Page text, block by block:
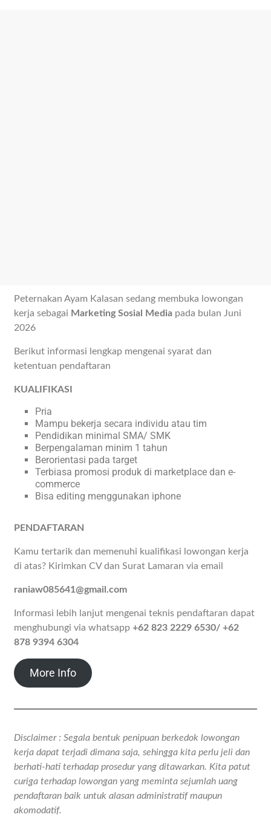
Peternakan Ayam Kalasan sedang membuka lowongan
kerja sebagai Marketing Sosial Media pada bulan Juni
2026
Berikut informasi lengkap mengenai syarat dan
ketentuan pendaftaran
KUALIFIKASI
Pria
Mampu bekerja secara individu atau tim
Pendidikan minimal SMA/ SMK
Berpengalaman minim 1 tahun
Berorientasi pada target
Terbiasa promosi produk di marketplace dan e-
commerce
Bisa editing menggunakan iphone
PENDAFTARAN
Kamu tertarik dan memenuhi kualifikasi lowongan kerja
di atas? Kirimkan CV dan Surat Lamaran via email
raniaw085641@gmail.com
Informasi lebih lanjut mengenai teknis pendaftaran dapat
menghubungi via whatsapp+62 823 2229 6530/ +62
878 9394 6304
More Info
Disclaimer : Segala bentuk penipuan berkedok lowongan
kerja dapat terjadi dimana saja, sehingga kita perlu jeli dan
berhati-hati terhadap prosedur yang ditawarkan. Kita patut
curiga terhadap lowongan yang meminta sejumlah uang
pendaftaran baik untuk alasan administratif maupun
akomodatif.